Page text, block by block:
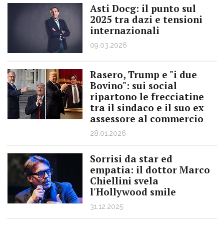
Asti Docg: il punto sul
2025 tra dazi e tensioni
internazionali
09.03.2026
Rasero, Trump e "i due
Bovino": sui social
ripartono le frecciatine
tra il sindaco e il suo ex
assessore al commercio
28.01.2026
Sorrisi da star ed
empatia: il dottor Marco
Chiellini svela
l'Hollywood smile
31.12.2025